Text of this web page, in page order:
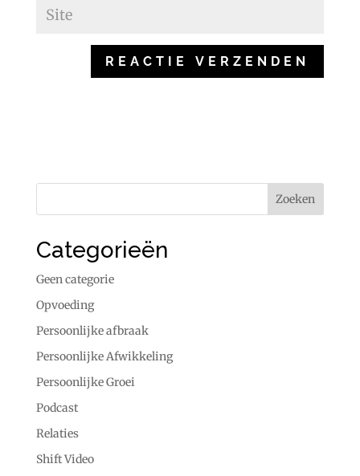
Categorieën
Geen categorie
Opvoeding
Persoonlijke afbraak
Persoonlijke Afwikkeling
Persoonlijke Groei
Podcast
Relaties
Shift Video